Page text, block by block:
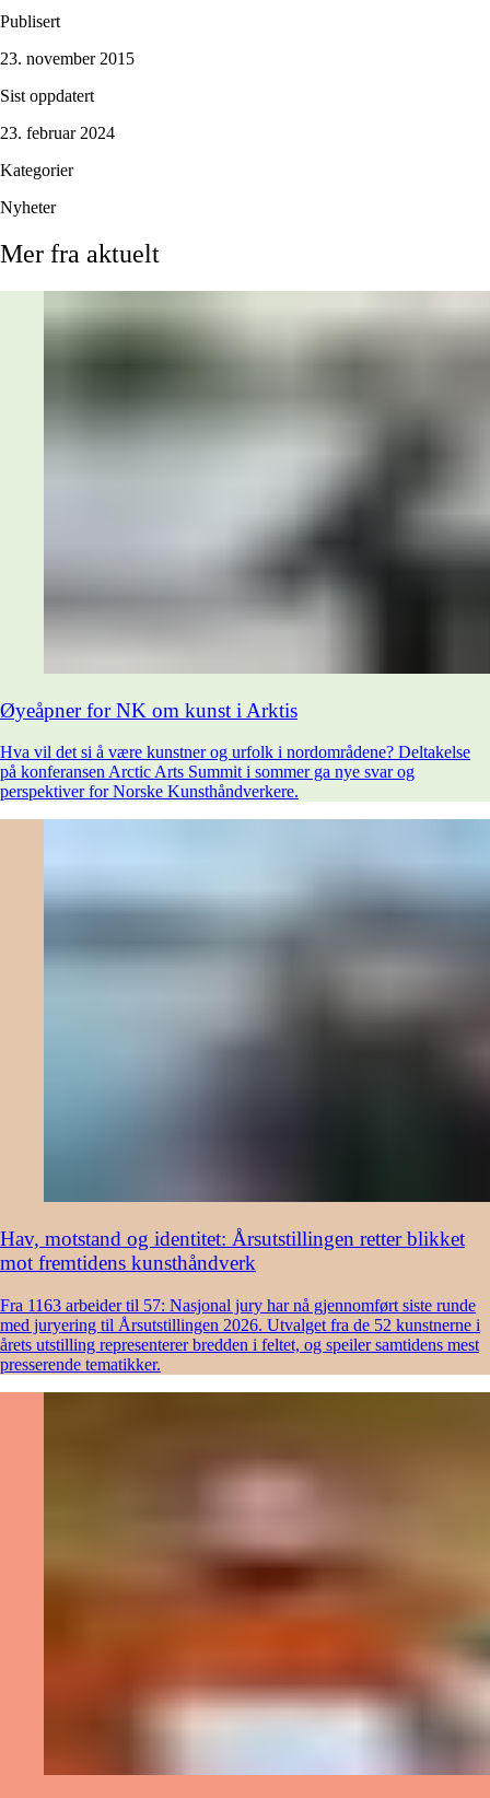
Publisert
23. november 2015
Sist oppdatert
23. februar 2024
Kategorier
Nyheter
Mer fra aktuelt
Øyeåpner for NK om kunst i Arktis
Hva vil det si å være kunstner og urfolk i nordområdene? Deltakelse
på konferansen Arctic Arts Summit i sommer ga nye svar og
perspektiver for Norske Kunsthåndverkere.
Hav, motstand og identitet: Årsutstillingen retter blikket
mot fremtidens kunsthåndverk
Fra 1163 arbeider til 57: Nasjonal jury har nå gjennomført siste runde
med juryering til Årsutstillingen 2026. Utvalget fra de 52 kunstnerne i
årets utstilling representerer bredden i feltet, og speiler samtidens mest
presserende tematikker.